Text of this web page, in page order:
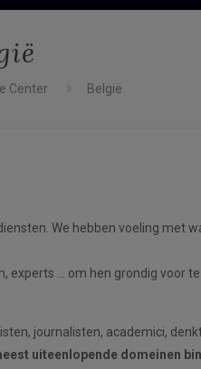
Center België
We hebben voeling met
experts … om hen grondig voor
journalisten, academici,
uiteenlopende domeinen